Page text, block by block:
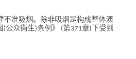
不准吸烟。除非吸烟是构成整体演
公众衞生)条例》 (第371章)下受到